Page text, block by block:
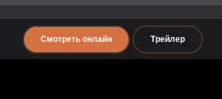
Смотреть онлайн Трейлер